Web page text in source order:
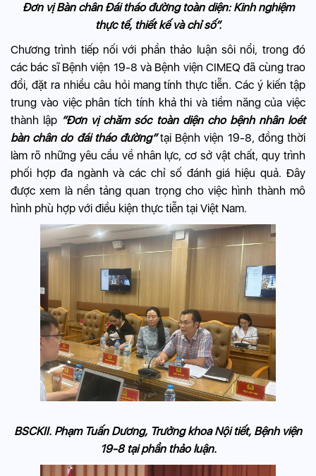
Đơn vị Bàn chân Đái tháo đường toàn diện: Kinh nghiệm
thực tế, thiết kế và chỉ số”.
Chương trình tiếp nối với phần thảo luận sôi nổi, trong đó
các bác sĩ Bệnh viện 19-8 và Bệnh viện CIMEQ đã cùng trao
đổi, đặt ra nhiều câu hỏi mang tính thực tiễn. Các ý kiến tập
trung vào việc phân tích tính khả thi và tiềm năng của việc
thành lập “Đơn vị chăm sóc toàn diện cho bệnh nhân loét
bàn chân do đái tháo đường”tại Bệnh viện 19-8, đồng thời
làm rõ những yêu cầu về nhân lực, cơ sở vật chất, quy trình
phối hợp đa ngành và các chỉ số đánh giá hiệu quả. Đây
được xem là nền tảng quan trọng cho việc hình thành mô
hình phù hợp với điều kiện thực tiễn tại Việt Nam.
BSCKII. Phạm Tuấn Dương, Trưởng khoa Nội tiết, Bệnh viện
19-8 tại phần thảo luận.